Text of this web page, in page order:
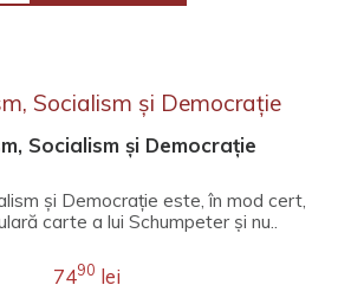
Socialism și Democrație
și Democrație este, în mod cert,
carte a lui Schumpeter și nu..
7490 lei